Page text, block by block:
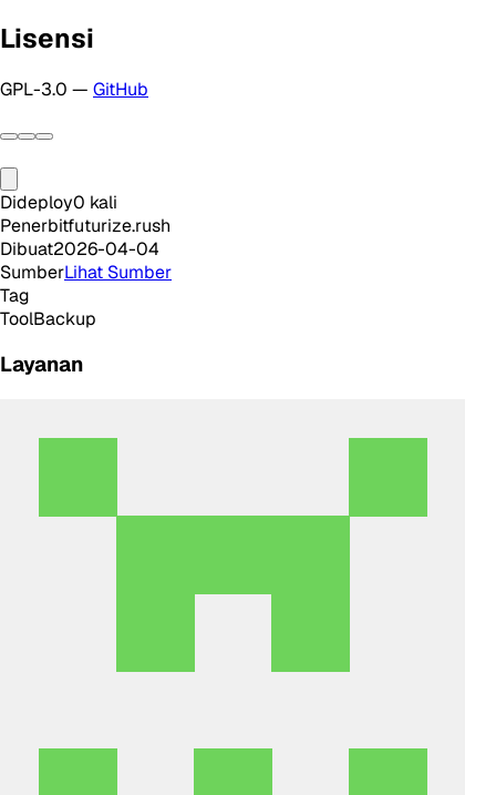
Lisensi
GPL-3.0 — GitHub
Dideploy0 kali
Penerbitfuturize.rush
Dibuat2026-04-04
SumberLihat Sumber
Tag
ToolBackup
Layanan